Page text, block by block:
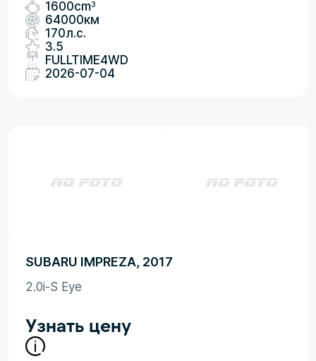
1600cm3
64000км
170л.с.
3.5
FULLTIME4WD
2026-07-04
SUBARU IMPREZA, 2017
2.0i-S Eye
Узнать цену